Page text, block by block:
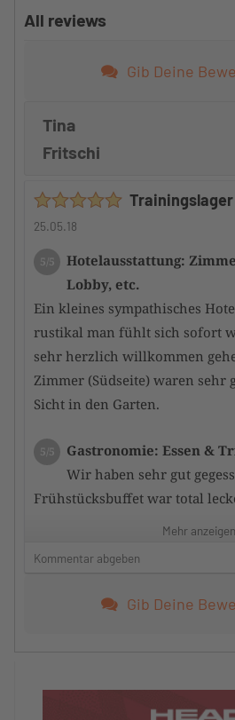
All reviews
Gib Deine
Tina
Fritschi
Trainingslager
25.05.18
5/5
Hotelausstattung:
Lobby, etc.
Ein kleines sympathisches
rustikal man fühlt sich sofort
sehr herzlich willkommen
Zimmer (Südseite) waren sehr
Sicht in den Garten.
5/5
Gastronomie: Essen &
Wir haben sehr gut
Frühstücksbuffet war total
Wir haben den Sauna-
Service: Freundlichkeit,
Mehr anzeigen
Kommentar abgeben
Gib Deine